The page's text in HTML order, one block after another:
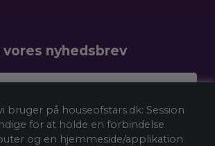
bruger på houseofstars.dk: Session
for at holde en forbindelse
og en hjemmeside/applikation
nyhedsbrev